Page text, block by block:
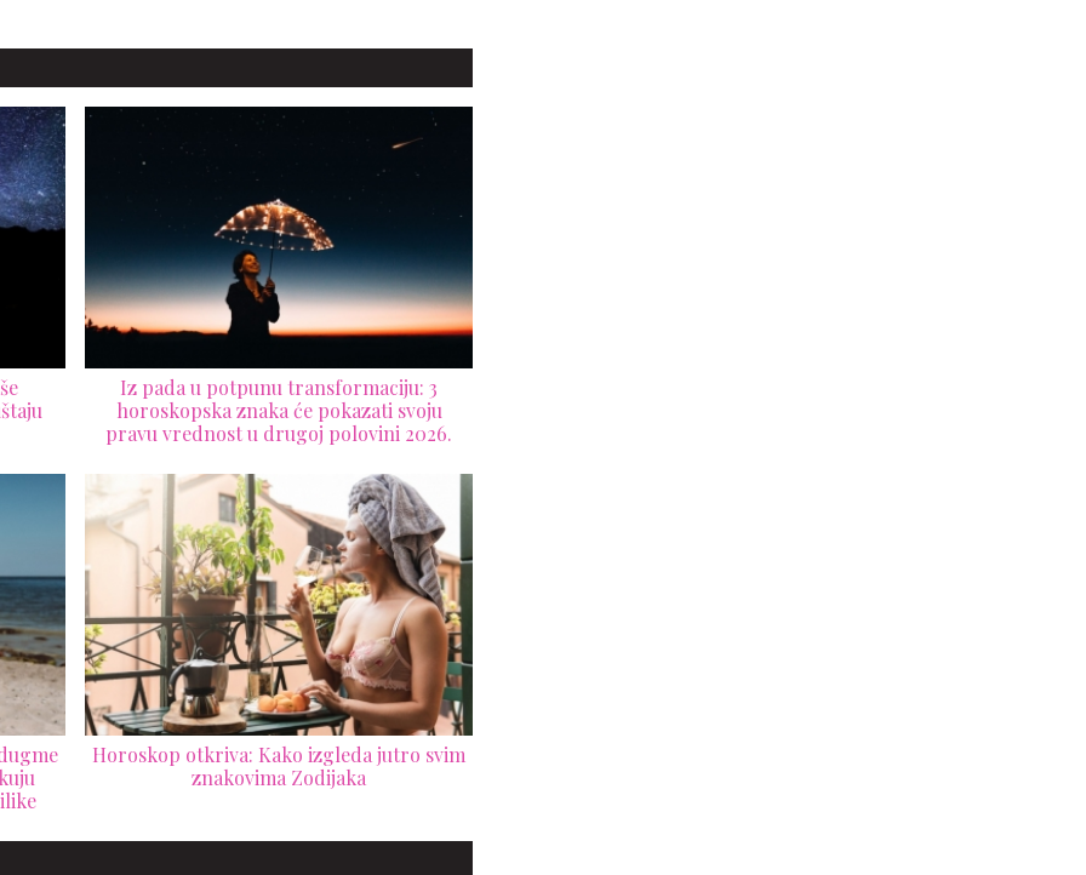
Iz pada u potpunu transformaciju: 3
horoskopska znaka će pokazati svoju
pravu vrednost u drugoj polovini 2026.
Horoskop otkriva: Kako izgleda jutro svim
znakovima Zodijaka